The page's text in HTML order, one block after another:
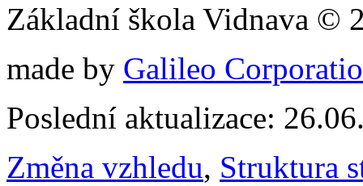
Základní škola Vidnava ©
made by Galileo
Poslední aktualizace:
Změna vzhledu, Struktura